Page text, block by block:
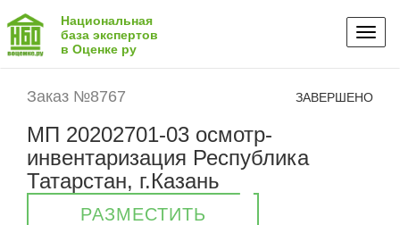
Национальная
база экспертов
в Оценке ру
Заказ №8767 ЗАВЕРШЕНО
МП 20202701-03 осмотр-
инвентаризация Республика
Татарстан, г.Казань
РАЗМЕСТИТЬ